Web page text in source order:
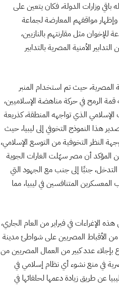
وزارات الدولة، فكان يتعين على
مواقفهم المعارضة لجماعة
للإخوان مثل مقارنتهم بالنازيين،
الأمنية المصرية بالتدابير
المصرية، حيث تم استخدام المنبر
الرمح في حركة مناهضة الإسلاميين،
الذي تواجهه المنطقة، كذريعة
هذا النموذج التخوفي إلى ليبيا، حيث
النظر التخوفية من التوسع الإسلامي،
المؤكد أن مصر سهّلت الغارات الجوية
الفصائل الإسلامية داخل ليبيا في أغسطس 2014، وهذا التدخل، جنبًا إلى جنب مع الجهود التي
المتنافسين في ليبيا، مما
الإغراءات في فبراير من العام الجاري،
الإسلامية إلى قطع رأس 21 رهينة جميعهم من الأقباط المصريين على شواطئ مدينة
عدد كبير من العمال المصريين من
في منع نشوء أي نظام إسلامي في
عن طريق زيادة دعمها لحلفائها في